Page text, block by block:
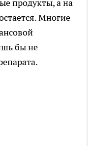
продукты, а на
Многие
бы не